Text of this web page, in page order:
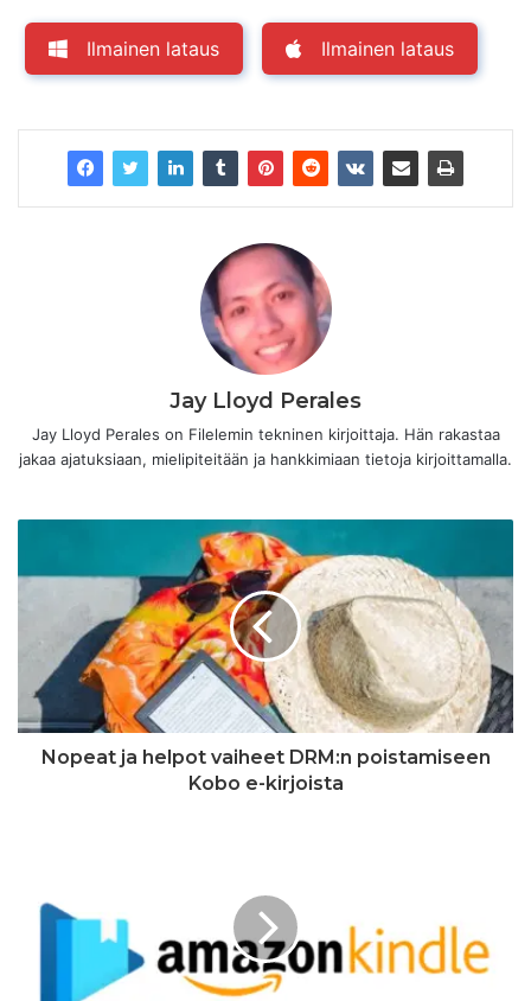
Ilmainen lataus Ilmainen lataus
Jay Lloyd Perales
Jay Lloyd Perales on Filelemin tekninen kirjoittaja. Hän rakastaa
jakaa ajatuksiaan, mielipiteitään ja hankkimiaan tietoja kirjoittamalla.
Nopeat ja helpot vaiheet DRM:n poistamiseen
Kobo e-kirjoista